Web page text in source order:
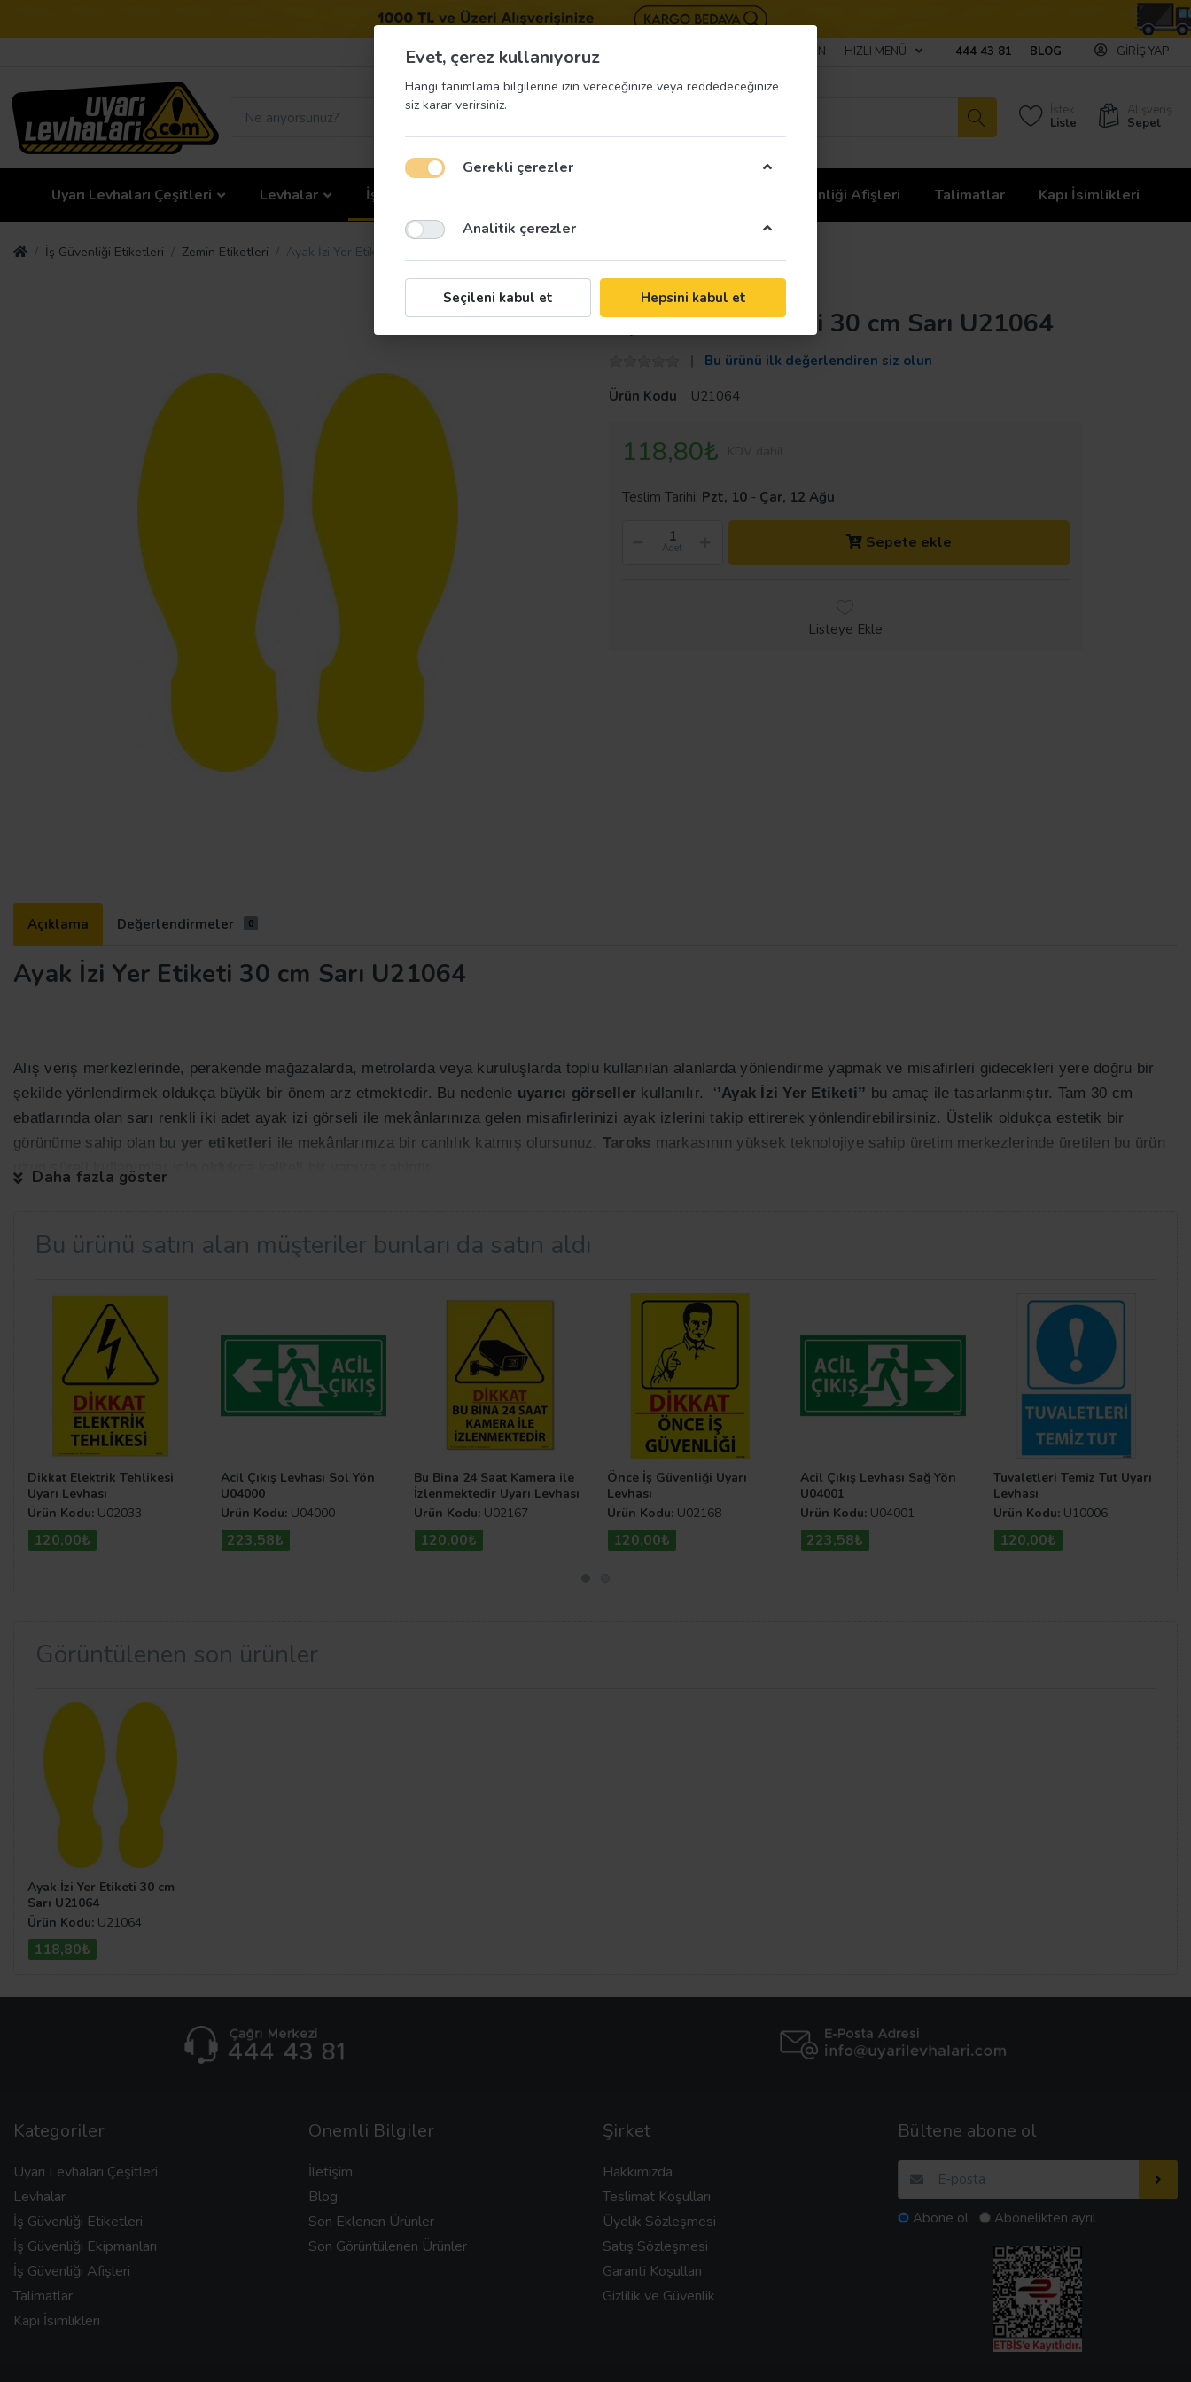
BIZE ULAŞIN HIZLI MENÜ 444 43 81 BLOG GIRIŞ YAP
İstek
Liste
Alışveriş
Sepet
Uyarı Levhaları Çeşitleri Levhalar İş Güvenliği Etiketleri İş Güvenliği Ekipmanları İş Güvenliği Afişleri Talimatlar Kapı İsimlikleri
İş Güvenliği Etiketleri Zemin Etiketleri Ayak İzi Yer Etiketi 30 cm Sarı U21064
Taroks
Ayak İzi Yer Etiketi 30 cm Sarı U21064
Bu ürünü ilk değerlendiren siz olun
Ürün Kodu
U21064
118,80₺
Teslim Tarihi: Pzt, 10 - Çar, 12 Ağu
Adet Sepete ekle
Listeye Ekle
Açıklama Değerlendirmeler 0
Ayak İzi Yer Etiketi 30 cm Sarı U21064
Alış veriş merkezlerinde, perakende mağazalarda, metrolarda veya kuruluşlarda toplu kullanılan alanlarda yönlendirme yapmak ve misafirleri gidecekleri yere doğru bir
şekilde yönlendirmek oldukça büyük bir önem arz etmektedir. Bu nedenle uyarıcı görseller kullanılır. ‘’Ayak İzi Yer Etiketi’’ bu amaç ile tasarlanmıştır. Tam 30 cm
ebatlarında olan sarı renkli iki adet ayak izi görseli ile mekânlarınıza gelen misafirlerinizi ayak izlerini takip ettirerek yönlendirebilirsiniz. Üstelik oldukça estetik bir
görünüme sahip olan bu yer etiketleri ile mekânlarınıza bir canlılık katmış olursunuz. Taroks markasının yüksek teknolojiye sahip üretim merkezlerinde üretilen bu ürün
uzun süreli kullanımlar için oldukça kaliteli bir yapıya sahiptir.
Yer Etiketleri Nerelerde Kullanılır?
Yer Etiketleriortak kullanım alanlarına hem canlılık katan hem de yönlendirici bir işlev gören görsellerdir. Banka, hastane veya büyük şirketlerde misafirleri pratik bir
şekilde yönlendirmek ve organizasyonlarda oluşabilecek karışıklıkları engellemek için kullanılır. Uyarı Levhaları.com sitemizde bulunan diğer ürünlereYer
İşaretlerikategorisinden göz atabilirsiniz.
Daha fazla göster
Bu ürünü satın alan müşteriler bunları da satın aldı
Dikkat Elektrik Tehlikesi
Uyarı Levhası
Ürün Kodu: U02033
120,00₺
Acil Çıkış Levhası Sol Yön
U04000
Ürün Kodu: U04000
223,58₺
Bu Bina 24 Saat Kamera ile
İzlenmektedir Uyarı Levhası
Ürün Kodu: U02167
120,00₺
Önce İş Güvenliği Uyarı
Levhası
Ürün Kodu: U02168
120,00₺
Acil Çıkış Levhası Sağ Yön
U04001
Ürün Kodu: U04001
223,58₺
Tuvaletleri Temiz Tut Uyarı
Levhası
Ürün Kodu: U10006
120,00₺
Görüntülenen son ürünler
Ayak İzi Yer Etiketi 30 cm
Sarı U21064
Ürün Kodu: U21064
118,80₺
Kategoriler
Uyarı Levhaları Çeşitleri
Levhalar
İş Güvenliği Etiketleri
İş Güvenliği Ekipmanları
İş Güvenliği Afişleri
Talimatlar
Kapı İsimlikleri
Önemli Bilgiler
İletişim
Blog
Son Eklenen Ürünler
Son Görüntülenen Ürünler
Şirket
Hakkımızda
Teslimat Koşulları
Üyelik Sözleşmesi
Satış Sözleşmesi
Garanti Koşulları
Gizlilik ve Güvenlik
Bültene abone ol
Abone ol Abonelikten ayrıl
Evet, çerez kullanıyoruz
Hangi tanımlama bilgilerine izin vereceğinize veya reddedeceğinize
siz karar verirsiniz.
Gerekli çerezler
Analitik çerezler
Seçileni kabul et Hepsini kabul et